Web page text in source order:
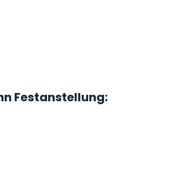
Festanstellung: